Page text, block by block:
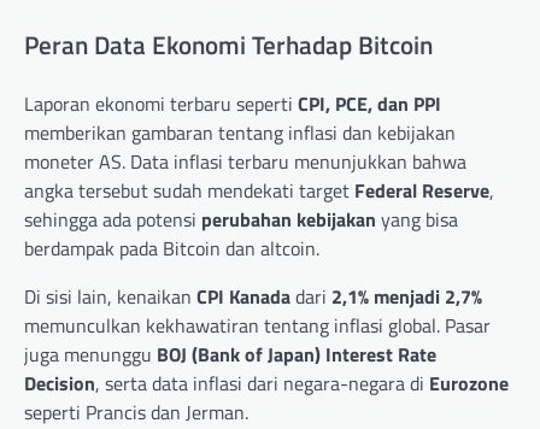
Peran Data Ekonomi Terhadap Bitcoin
Laporan ekonomi terbaru seperti CPI, PCE, dan PPI
memberikan gambaran tentang inflasi dan kebijakan
moneter AS. Data inflasi terbaru menunjukkan bahwa
angka tersebut sudah mendekati target Federal Reserve,
sehingga ada potensi perubahan kebijakan yang bisa
berdampak pada Bitcoin dan altcoin.
Di sisi lain, kenaikan CPI Kanadadari 2,1% menjadi 2,7%
memunculkan kekhawatiran tentang inflasi global. Pasar
juga menunggu BOJ (Bank of Japan) Interest Rate
Decision, serta data inflasi dari negara-negara di Eurozone
seperti Prancis dan Jerman.